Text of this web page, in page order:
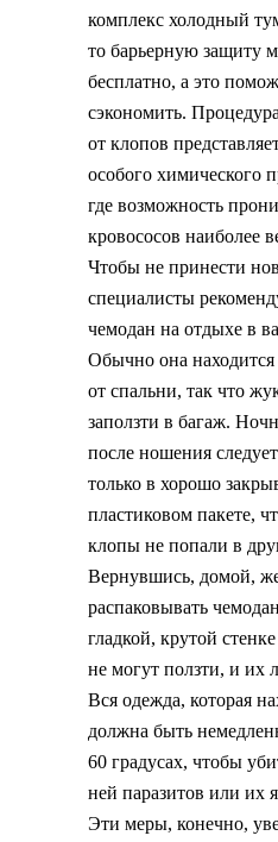
комплекс холодный
то барьерную защиту
бесплатно, а это
сэкономить.
от клопов
особого химического
где возможность
кровососов наиболее
Чтобы не принести
специалисты
чемодан на отдыхе в
Обычно она находится
от спальни, так что
заползти в багаж.
после ношения
только в хорошо
пластиковом пакете,
клопы не попали в
Вернувшись, домой,
распаковывать
гладкой, крутой
не могут ползти, и их
Вся одежда, которая
должна быть
60 градусах, чтобы
ней паразитов или их
Эти меры, конечно,